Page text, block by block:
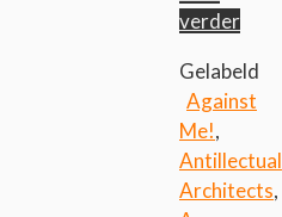
verder
Gelabeld
Against
Me!,
Antillectual
Architects,